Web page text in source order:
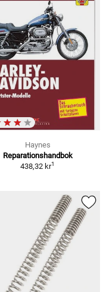
Haynes
Reparationshandbok
438,32 kr1